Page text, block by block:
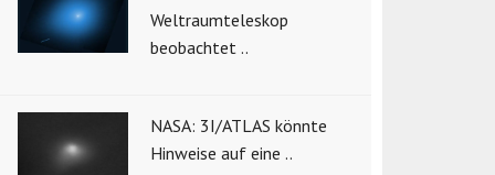
Weltraumteleskop
beobachtet ..
NASA: 3I/ATLAS könnte
Hinweise auf eine ..